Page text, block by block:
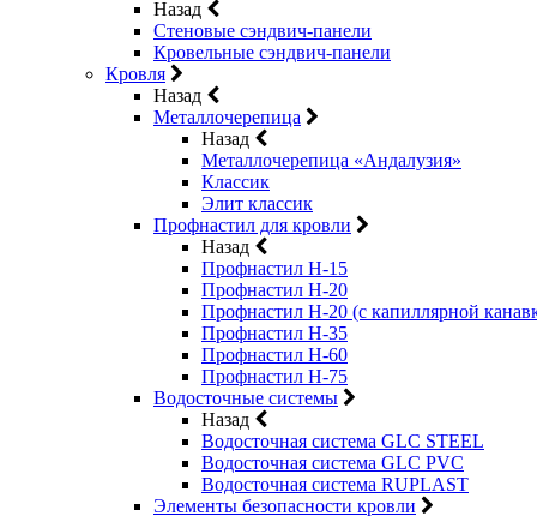
Назад
Стеновые сэндвич-панели
Кровельные сэндвич-панели
Кровля
Назад
Металлочерепица
Назад
Металлочерепица «Андалузия»
Классик
Элит классик
Профнастил для кровли
Назад
Профнастил Н-15
Профнастил Н-20
Профнастил Н-20 (с капиллярной
Профнастил Н-35
Профнастил Н-60
Профнастил Н-75
Водосточные системы
Назад
Водосточная система GLC STEEL
Водосточная система GLC PVC
Водосточная система RUPLAST
Элементы безопасности кровли